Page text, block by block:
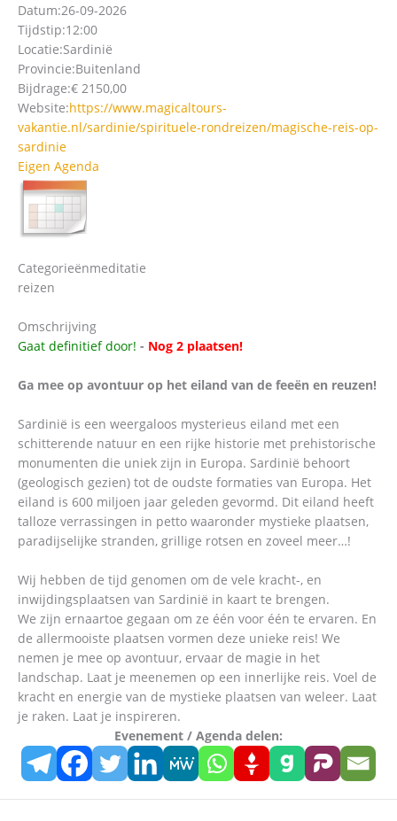
Datum:26-09-2026
Tijdstip:12:00
Locatie:Sardinië
Provincie:Buitenland
Bijdrage:€ 2150,00
Website:https://www.magicaltours-
vakantie.nl/sardinie/spirituele-rondreizen/magische-reis-op-
sardinie
Eigen Agenda
Categorieënmeditatie
reizen
Omschrijving
Gaat definitief door! - Nog 2 plaatsen!
Ga mee op avontuur op het eiland van de feeën en reuzen!
Sardinië is een weergaloos mysterieus eiland met een
schitterende natuur en een rijke historie met prehistorische
monumenten die uniek zijn in Europa. Sardinië behoort
(geologisch gezien) tot de oudste formaties van Europa. Het
eiland is 600 miljoen jaar geleden gevormd. Dit eiland heeft
talloze verrassingen in petto waaronder mystieke plaatsen,
paradijselijke stranden, grillige rotsen en zoveel meer…!
Wij hebben de tijd genomen om de vele kracht-, en
inwijdingsplaatsen van Sardinië in kaart te brengen.
We zijn ernaartoe gegaan om ze één voor één te ervaren. En
de allermooiste plaatsen vormen deze unieke reis! We
nemen je mee op avontuur, ervaar de magie in het
landschap. Laat je meenemen op een innerlijke reis. Voel de
kracht en energie van de mystieke plaatsen van weleer. Laat
je raken. Laat je inspireren.
Evenement / Agenda delen: